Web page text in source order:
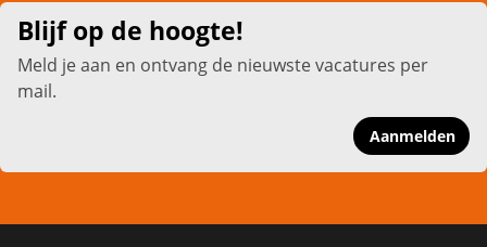
Blijf op de hoogte!
Meld je aan en ontvang de nieuwste vacatures per
mail.
Aanmelden